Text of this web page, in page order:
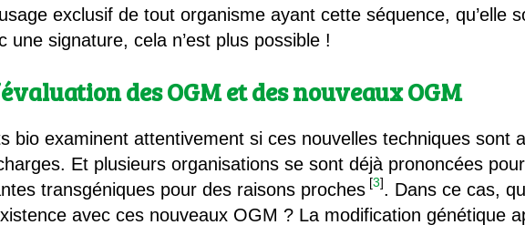
exclusif de tout organisme ayant cette séquence, qu’elle
une signature, cela n’est plus possible !
des OGM et des nouveaux OGM
bio examinent attentivement si ces nouvelles techniques sont
Et plusieurs organisations se sont déjà prononcées
transgéniques pour des raisons proches [3]. Dans ce cas,
avec ces nouveaux OGM ? La modification génétique